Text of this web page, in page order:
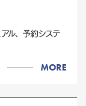
ル、予約システ
MORE